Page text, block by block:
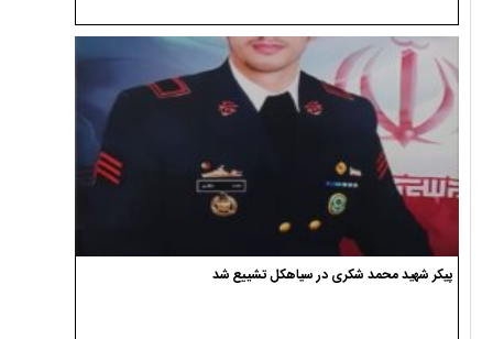
پیکر شهید محمد شکری در سیاهکل تشییع شد